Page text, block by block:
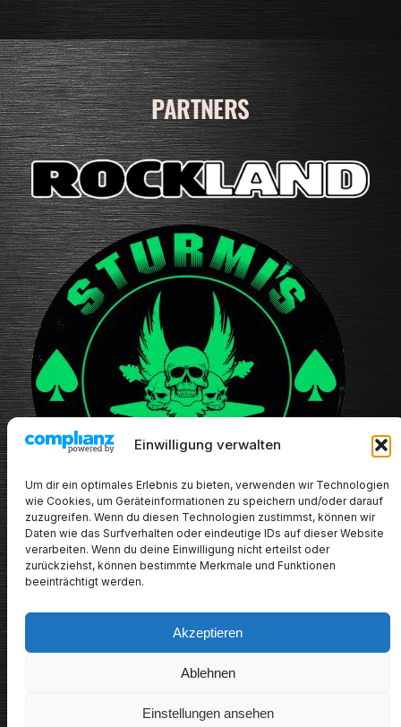
Einwilligung verwalten
Um dir ein optimales Erlebnis zu bieten, verwenden wir Technologien
wie Cookies, um Geräteinformationen zu speichern und/oder darauf
zuzugreifen. Wenn du diesen Technologien zustimmst, können wir
Daten wie das Surfverhalten oder eindeutige IDs auf dieser Website
verarbeiten. Wenn du deine Einwilligung nicht erteilst oder
zurückziehst, können bestimmte Merkmale und Funktionen
beeinträchtigt werden.
Akzeptieren
Ablehnen
Einstellungen ansehen
PARTNERS
METALHEADs new stuff